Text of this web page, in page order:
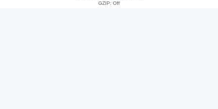
GZIP: Off